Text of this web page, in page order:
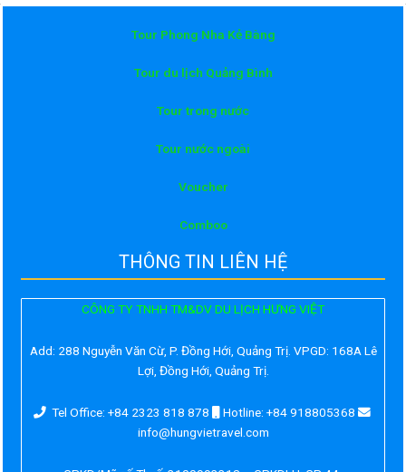
Tour Phong Nha Kẻ Bàng
Tour du lịch Quảng Bình
Tour trong nước
Tour nước ngoài
Voucher
Comboo
THÔNG TIN LIÊN HỆ
CÔNG TY TNHH TM&DV DU LỊCH HƯNG VIỆT
Add: 288 Nguyễn Văn Cừ, P. Đồng Hới, Quảng Trị. VPGD: 168A Lê
Lợi, Đồng Hới, Quảng Trị.
Tel Office: +84 2323 818 878
Hotline: +84 918805368
info@hungvietravel.com